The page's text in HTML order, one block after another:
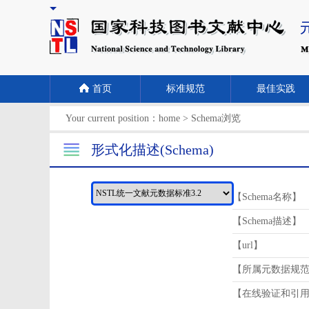
首页 标准规范 最佳实践
Your current position： home > Schema浏览
形式化描述(Schema)
【Schema名称】
【Schema描述】
【url】
【所属元数据规
【在线验证和引